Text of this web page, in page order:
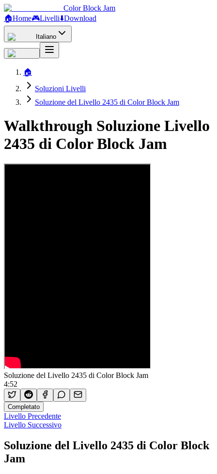
Color Block Jam
🏠Home🎮Livelli⬇️Download
Italiano
🏠
Soluzioni Livelli
Soluzione del Livello 2435 di Color Block Jam
Walkthrough Soluzione Livello
2435 di Color Block Jam
Soluzione del Livello 2435 di Color Block Jam
4:52
Completato
Livello Precedente
Livello Successivo
Soluzione del Livello 2435 di Color Block
Jam